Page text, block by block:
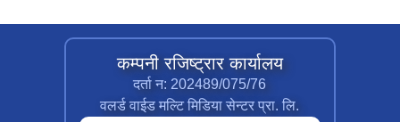
कम्पनी रजिष्ट्रार कार्यालय
दर्ता न: 202489/075/76
वलर्ड वाईड मल्टि मिडिया सेन्टर प्रा. लि.